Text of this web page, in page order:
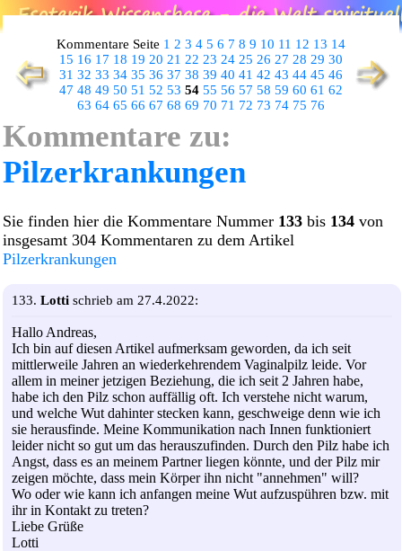
Kommentare Seite 1 2 3 4 5 6 7 8 9 10 11 12 13 14
15 16 17 18 19 20 21 22 23 24 25 26 27 28 29 30
31 32 33 34 35 36 37 38 39 40 41 42 43 44 45 46
47 48 49 50 51 52 53 54 55 56 57 58 59 60 61 62
63 64 65 66 67 68 69 70 71 72 73 74 75 76
Kommentare zu:
Pilzerkrankungen
Sie finden hier die Kommentare Nummer 133 bis 134 von
insgesamt 304 Kommentaren zu dem Artikel
Pilzerkrankungen
133. Lotti schrieb am 27.4.2022:
Hallo Andreas,
Ich bin auf diesen Artikel aufmerksam geworden, da ich seit
mittlerweile Jahren an wiederkehrendem Vaginalpilz leide. Vor
allem in meiner jetzigen Beziehung, die ich seit 2 Jahren habe,
habe ich den Pilz schon auffällig oft. Ich verstehe nicht warum,
und welche Wut dahinter stecken kann, geschweige denn wie ich
sie herausfinde. Meine Kommunikation nach Innen funktioniert
leider nicht so gut um das herauszufinden. Durch den Pilz habe ich
Angst, dass es an meinem Partner liegen könnte, und der Pilz mir
zeigen möchte, dass mein Körper ihn nicht "annehmen" will?
Wo oder wie kann ich anfangen meine Wut aufzuspühren bzw. mit
ihr in Kontakt zu treten?
Liebe Grüße
Lotti